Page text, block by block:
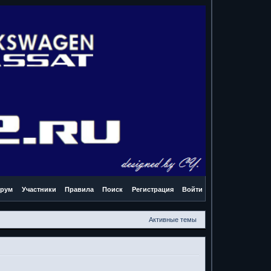
Участники Правила Поиск Регистрация Войти
Активные темы